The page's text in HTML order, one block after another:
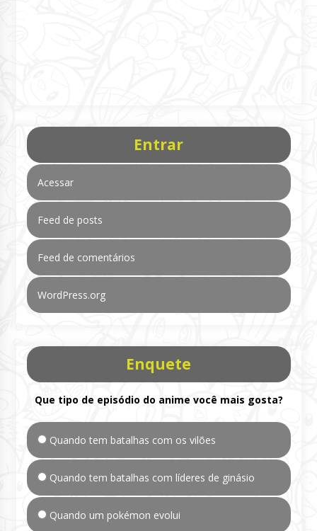
Entrar
Acessar
Feed de posts
Feed de comentários
WordPress.org
Enquete
Que tipo de episódio do anime você mais gosta?
Quando tem batalhas com os vilões
Quando tem batalhas com líderes de ginásio
Quando um pokémon evolui